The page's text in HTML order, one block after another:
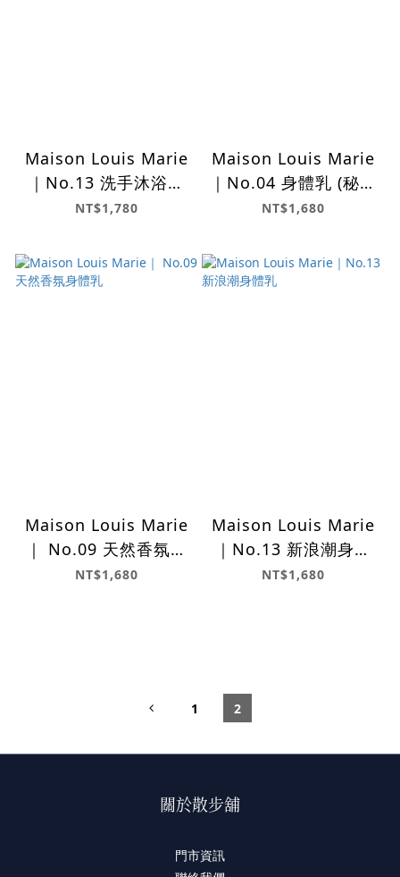
Maison Louis Marie
｜No.13 洗手沐浴乳
(440ml)
NT$1,780
Maison Louis Marie
｜No.04 身體乳 (秘境
漫遊)
NT$1,680
Maison Louis Marie
｜ No.09 天然香氛身
體乳
NT$1,680
Maison Louis Marie
｜No.13 新浪潮身體
乳
NT$1,680
1 2
關於散步舖
門市資訊